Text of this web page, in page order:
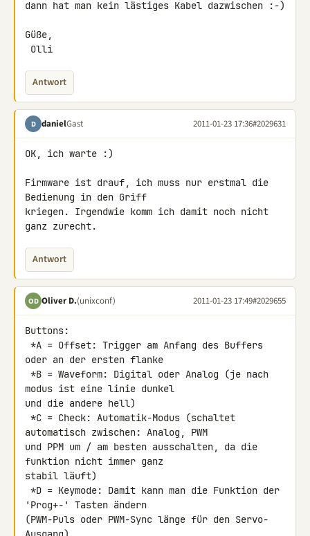
dann hat man kein lästiges Kabel dazwischen :-)
Güße,
Olli
Antwort
D danielGast 2011-01-23 17:36#2029631
OK, ich warte :)
Firmware ist drauf, ich muss nur erstmal die
Bedienung in den Griff
kriegen. Irgendwie komm ich damit noch nicht
ganz zurecht.
Antwort
OD Oliver D.(unixconf) 2011-01-23 17:49#2029655
Buttons:
oder an der ersten flanke
modus ist eine linie dunkel
und die andere hell)
automatisch zwischen: Analog, PWM
und PPM um / am besten ausschalten, da die
funktion nicht immer ganz
stabil läuft)
'Prog+-' Tasten ändern
(PWM-Puls oder PWM-Sync länge für den Servo-